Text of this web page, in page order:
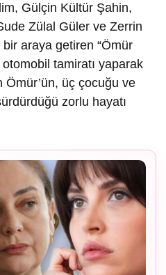
Gülçin Kültür Şahin,
Zülal Güler ve Zerrin
araya getiren “Ömür
tamiratı yaparak
üç çocuğu ve
zorlu hayatı